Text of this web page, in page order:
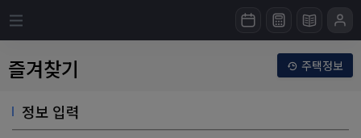
즐겨찾기 주택정보
정보 입력